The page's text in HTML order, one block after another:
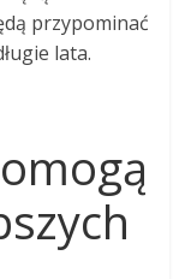
przypominać
lata.